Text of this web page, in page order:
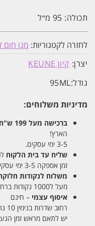
תכולה: 95 מ״ל
לחזרה לקטגוריות: מגן חום
יצרן: קיון KEUNE
גודל:95ML
מדיניות משלוחים:
ברכישה מעל 199 ש"ח
הארץ!
3-5 ימי עסקים.
שליח עד בית הלקוח
זמן אספקה 3-5 ימי עסקים.
משלוח לנקודות
מעל ל1000 נקודות ברחבי הארץ. זמן אספקה 5-8 ימי עסקים.
איסוף עצמי – חינם
רחוב שדרות בנימין 10 נתניה/ רחוב פנקס 12 נתניה – לבחירתכם
יש לתאם מראש זמן הגעה